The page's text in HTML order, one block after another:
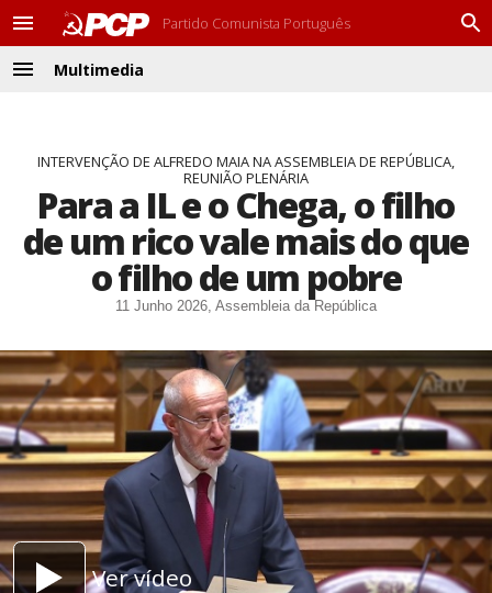
M
e
n
Partido Comunista Português
P
Multimedia
INTERVENÇÃO DE ALFREDO MAIA NA ASSEMBLEIA DE REPÚBLICA,
REUNIÃO PLENÁRIA
Para a IL e o Chega, o filho
de um rico vale mais do que
o filho de um pobre
11 Junho 2026, Assembleia da República
Ver vídeo